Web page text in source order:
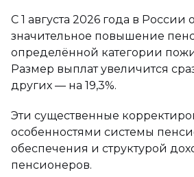
С 1 августа 2026 года в России
значительное повышение
определённой категории
Размер выплат увеличится
других — на 19,3%.
Эти существенные
особенностями системы
обеспечения и структурой
пенсионеров.